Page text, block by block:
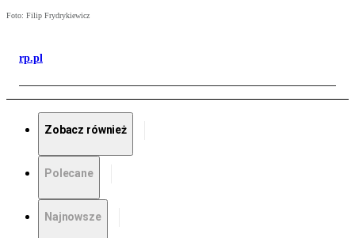
Foto: Filip Frydrykiewicz
rp.pl
Zobacz również
Polecane
Najnowsze